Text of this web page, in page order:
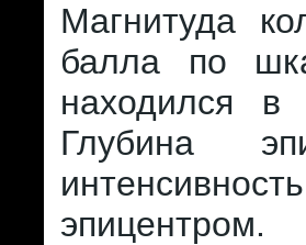
Магнитуда
балла по
находился
Глубина
эпицентром.